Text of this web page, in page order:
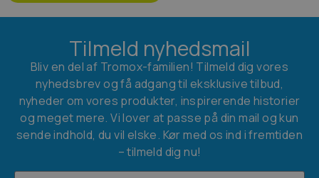
Tilmeld nyhedsmail
Bliv en del af Tromox-familien! Tilmeld dig vores
nyhedsbrev og få adgang til eksklusive tilbud,
nyheder om vores produkter, inspirerende historier
og meget mere. Vi lover at passe på din mail og kun
sende indhold, du vil elske. Kør med os ind i fremtiden
– tilmeld dig nu!